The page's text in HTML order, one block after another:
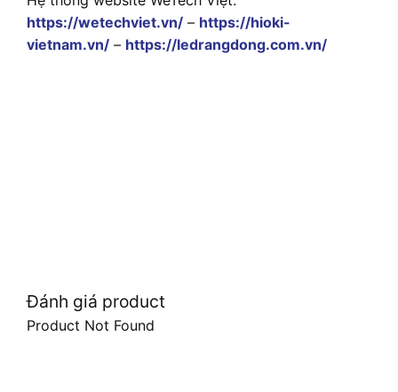
https://wetechviet.vn/ – https://hioki-
vietnam.vn/ – https://ledrangdong.com.vn/
Đánh giá product
Product Not Found